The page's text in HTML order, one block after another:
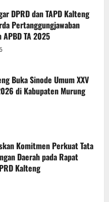
DPRD dan TAPD Kalteng
Pertanggungjawaban
APBD TA 2025
Buka Sinode Umum XXV
di Kabupaten Murung
Komitmen Perkuat Tata
Daerah pada Rapat
Kalteng